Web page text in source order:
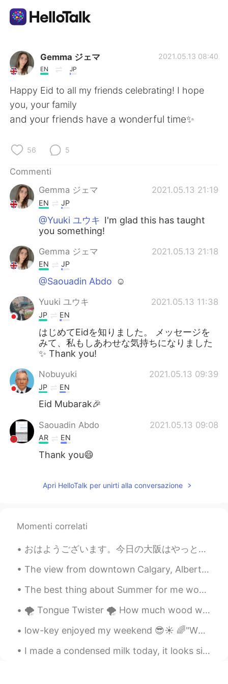
App di scambio linguistico
AI Grammar Checker
Italiano
English
العربية
Deutsch 日本語
한국어
Indonesia
Türkçe
Português
Gemma ジェマ
EN JP
2021.05.13 08:40
Happy Eid to all my friends celebrating! I hope
you, your family
and your friends have a wonderful time✨
56 5
Commenti
Gemma ジェマ
2021.05.13 21:19
EN JP
@Yuuki ユウキ I'm glad this has taught
you something!
Gemma ジェマ 2021.05.13 21:18
EN JP
@Saouadin Abdo ☺
Yuuki ユウキ 2021.05.13 11:38
JP EN
はじめてEidを知りました。 メッセージを
みて、私もしあわせな気持ちになりました
✨ Thank you!
Nobuyuki 2021.05.13 09:39
JP EN
Eid Mubarak🎉
Saouadin Abdo 2021.05.13 09:08
AR EN
Thank you😄
Apri HelloTalk per unirti alla conversazione
Momenti correlati
おはようございます。今日の大阪はやっと晴れになりました。今朝早起きして、家で30分ヨガをしてから、洗濯をしました。それから、スーパーに買い物行ってから部屋を掃除🧹しました。今は一休みです。そう言...
The view from downtown Calgary, Alberta. I took this photo a couple of years ago, but it really s...
The best thing about Summer for me would be Mangoes. I love to eat them in any form 😍. Mango is ...
🌪 Tongue Twister 🌪 How much wood would a woodchuck chuck if a woodchuck could chuck wood? He wo...
low-key enjoyed my weekend 😎☀ 🌈"WEEKEND IDIOMS"🌈 a wet weekend to describe rainy weather on the...
I made a condensed milk today, it looks similar to a pound cake and it taste like pound cake but ...